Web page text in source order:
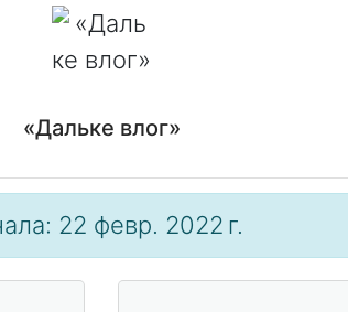
«Дальке влог»
22 февр. 2022 г.